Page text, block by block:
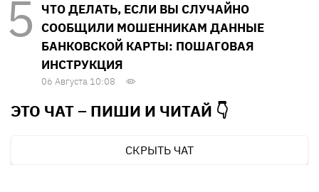
ЧТО ДЕЛАТЬ, ЕСЛИ ВЫ СЛУЧАЙНО
СООБЩИЛИ МОШЕННИКАМ ДАННЫЕ
БАНКОВСКОЙ КАРТЫ: ПОШАГОВАЯ
ИНСТРУКЦИЯ
06 Августа 10:08
ЭТО ЧАТ – ПИШИ И ЧИТАЙ 👇
СКРЫТЬ ЧАТ